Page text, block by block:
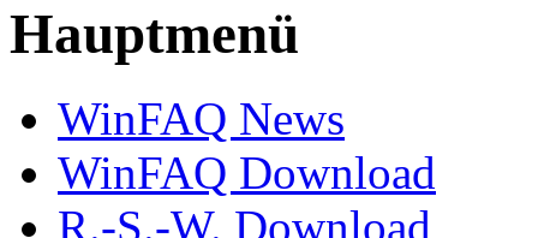
Hauptmenü
WinFAQ News
WinFAQ Download
R.-S.-W. Download